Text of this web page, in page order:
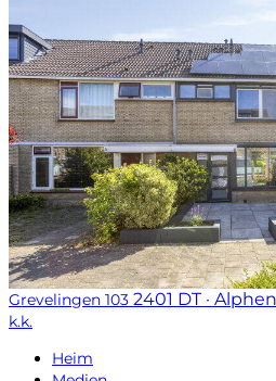
Grevelingen 103 2401 DT ·
k.k.
Heim